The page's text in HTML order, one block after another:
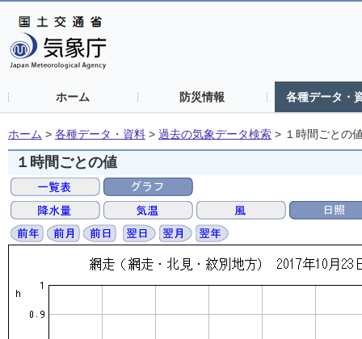
ホーム 防災情報 各種データ・
ホーム > 各種データ・資料 > 過去の気象データ検索 > １時間ごとの
１時間ごとの値